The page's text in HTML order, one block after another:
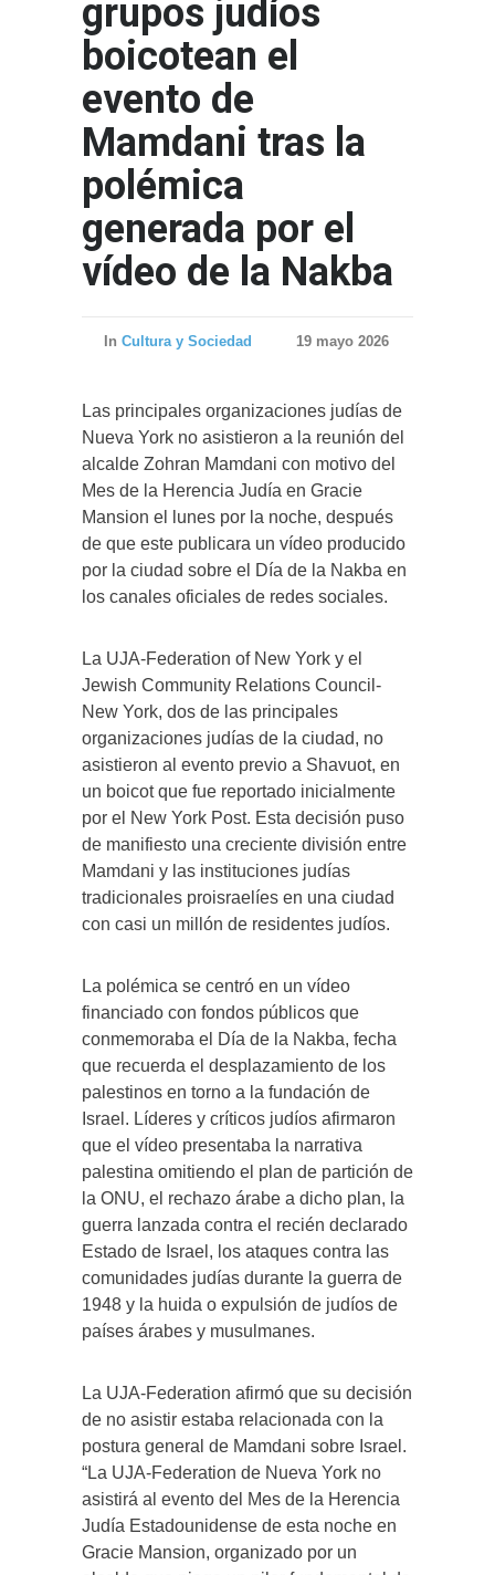
grupos judíos
boicotean el
evento de
Mamdani tras la
polémica
generada por el
vídeo de la Nakba
In Cultura y Sociedad 19 mayo 2026
Las principales organizaciones judías de
Nueva York no asistieron a la reunión del
alcalde Zohran Mamdani con motivo del
Mes de la Herencia Judía en Gracie
Mansion el lunes por la noche, después
de que este publicara un vídeo producido
por la ciudad sobre el Día de la Nakba en
los canales oficiales de redes sociales.
La UJA-Federation of New York y el
Jewish Community Relations Council-
New York, dos de las principales
organizaciones judías de la ciudad, no
asistieron al evento previo a Shavuot, en
un boicot que fue reportado inicialmente
por el New York Post. Esta decisión puso
de manifiesto una creciente división entre
Mamdani y las instituciones judías
tradicionales proisraelíes en una ciudad
con casi un millón de residentes judíos.
La polémica se centró en un vídeo
financiado con fondos públicos que
conmemoraba el Día de la Nakba, fecha
que recuerda el desplazamiento de los
palestinos en torno a la fundación de
Israel. Líderes y críticos judíos afirmaron
que el vídeo presentaba la narrativa
palestina omitiendo el plan de partición de
la ONU, el rechazo árabe a dicho plan, la
guerra lanzada contra el recién declarado
Estado de Israel, los ataques contra las
comunidades judías durante la guerra de
1948 y la huida o expulsión de judíos de
países árabes y musulmanes.
La UJA-Federation afirmó que su decisión
de no asistir estaba relacionada con la
postura general de Mamdani sobre Israel.
“La UJA-Federation de Nueva York no
asistirá al evento del Mes de la Herencia
Judía Estadounidense de esta noche en
Gracie Mansion, organizado por un